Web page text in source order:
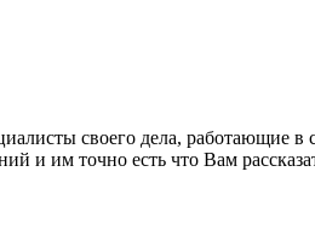
своего дела,
и им точно есть что Вам